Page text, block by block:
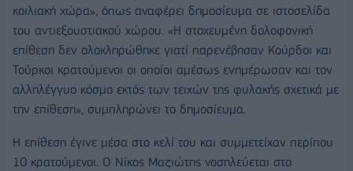
κοιλιακή χώρα», όπως αναφέρει δημοσίευμα σε ιστοσελίδα
του αντιεξουστιακού χώρου. «Η στοχευμένη δολοφονική
επίθεση δεν ολοκληρώθηκε γιατί παρενέβησαν Κούρδοι και
Τούρκοι κρατούμενοι οι οποίοι αμέσως ενημέρωσαν και τον
αλληλέγγυο κόσμο εκτός των τειχών της φυλακής σχετικά με
την επίθεση», συμπληρώνει το δημοσίευμα.
Η επίθεση έγινε μέσα στο κελί του και συμμετείχαν περίπου
10 κρατούμενοι. Ο Νίκος Μαζιώτης νοσηλεύεται στο